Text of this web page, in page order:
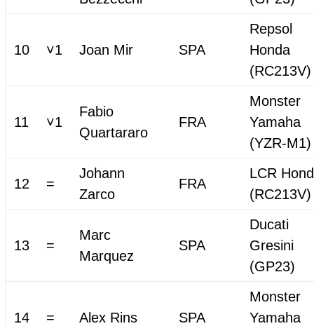
10 ˅1 Joan Mir SPA
Repsol
Honda
(RC213V)
11 ˅1
Fabio
Quartararo
FRA
Monster
Yamaha
(YZR-M1)
12 =
Johann
Zarco
FRA
LCR
(RC213V)
13 =
Marc
Marquez
SPA
Ducati
Gresini
(GP23)
14 = Alex Rins SPA
Monster
Yamaha